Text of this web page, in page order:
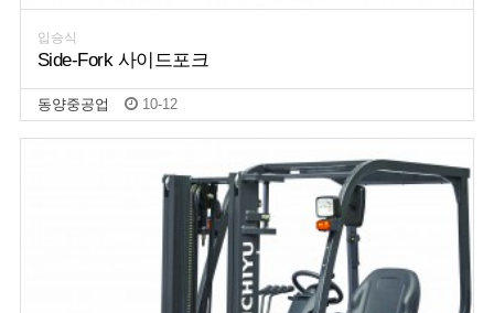
입승식
Side-Fork 사이드포크
동양중공업 10-12